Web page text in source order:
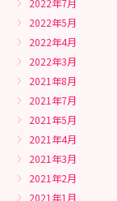
2022年7月
2022年5月
2022年4月
2022年3月
2021年8月
2021年7月
2021年5月
2021年4月
2021年3月
2021年2月
2021年1月